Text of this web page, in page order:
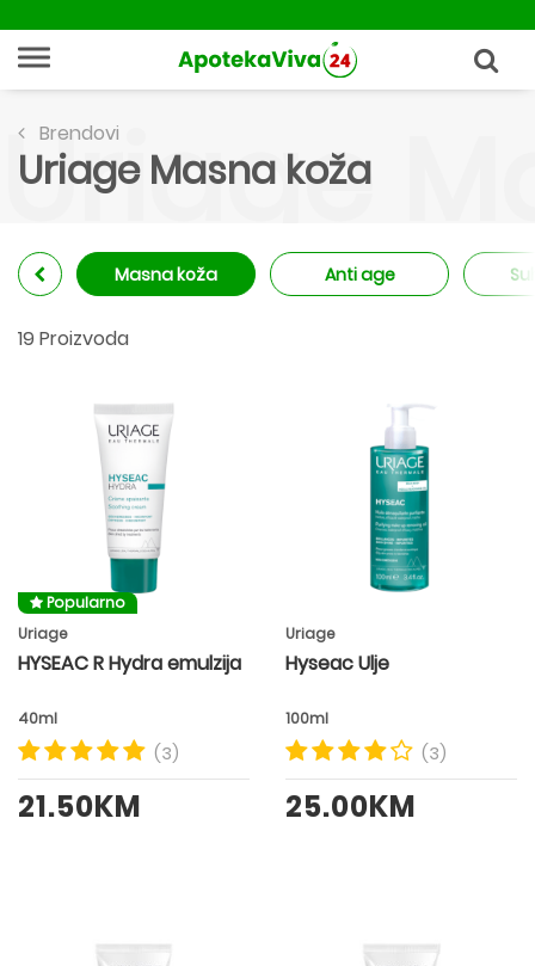
Brendovi
Uriage Masna koža
Uriage
Masna koža Anti age
19 Proizvoda
Popularno
Uriage
HYSEAC R Hydra emulzija
40ml
(3)
21.50KM
Uriage
Hyseac Ulje
100ml
(3)
25.00KM